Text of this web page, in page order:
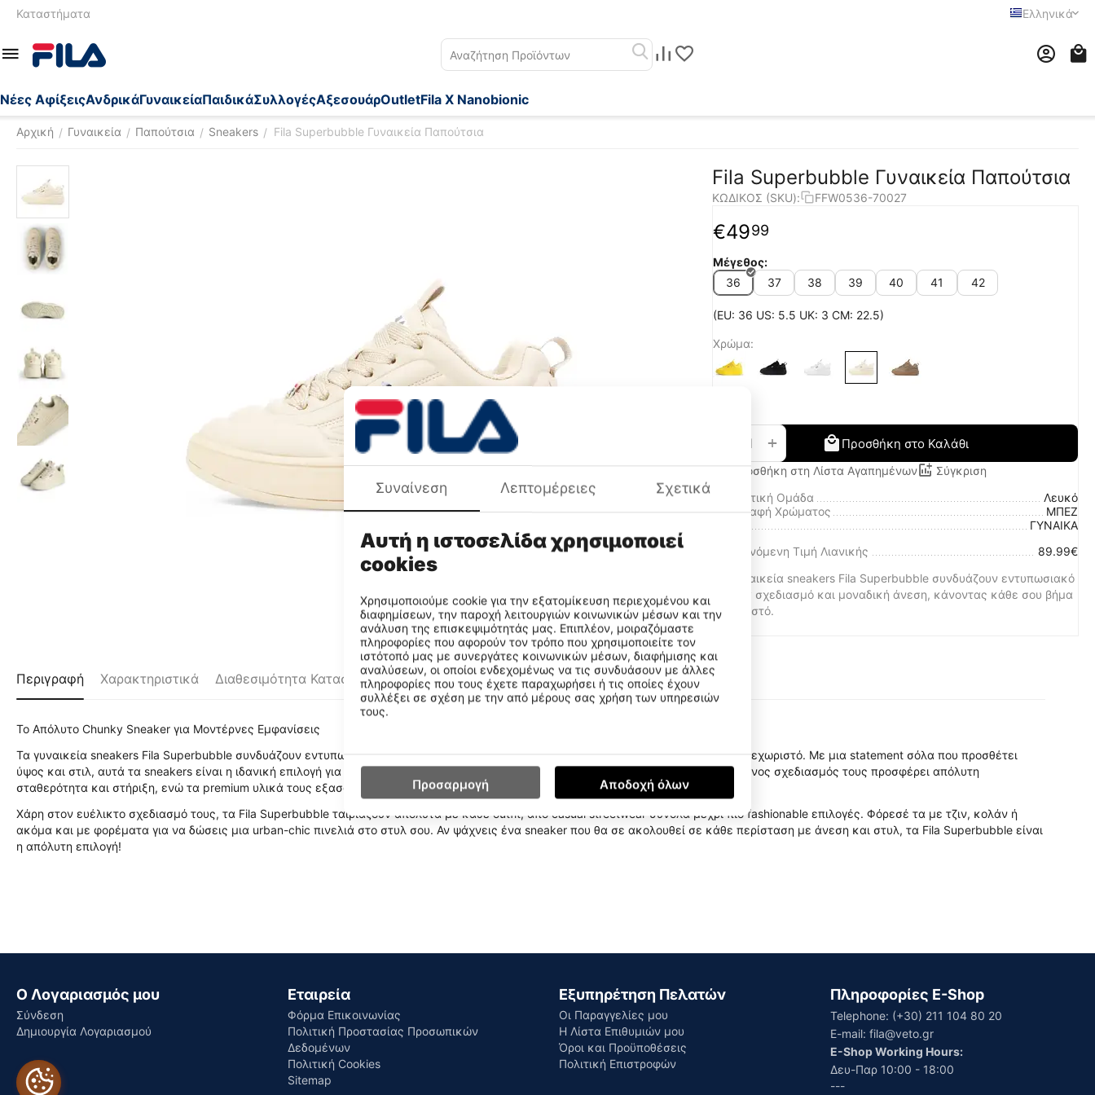
Ελληνικά
Καταστήματα
Nέες ΑφίξειςΑνδρικάΓυναικείαΠαιδικάΣυλλογέςΑξεσουάρOutletFila X Nanobionic
Αρχική / Γυναικεία / Παπούτσια / Sneakers / Fila Superbubble Γυναικεία Παπούτσια
Fila Superbubble Γυναικεία Παπούτσια
ΚΩΔΙΚΟΣ (SKU): FFW0536-70027
€4999
Μέγεθος:
36
37 38 39 40 41 42
(EU: 36 US: 5.5 UK: 3 CM: 22.5)
Χρώμα:
+ Προσθήκη στο Καλάθι
Προσθήκη στη Λίστα Αγαπημένων
Σύγκριση
Χρωματική Ομάδα
Λευκό
Περιγραφή Χρώματος
ΜΠΕΖ
ΓΥΝΑΙΚΑ
Προτεινόμενη Τιμή Λιανικής
89.99€
Τα γυναικεία sneakers Fila Superbubble συνδυάζουν εντυπωσιακό
chunky σχεδιασμό και μοναδική άνεση, κάνοντας κάθε σου βήμα
ξεχωριστό.
Περιγραφή Χαρακτηριστικά Διαθεσιμότητα Καταστημάτων
Το Απόλυτο Chunky Sneaker για Μοντέρνες Εμφανίσεις
Τα γυναικεία sneakers Fila Superbubble συνδυάζουν εντυπωσιακό chunky σχεδιασμό και μοναδική άνεση, κάνοντας κάθε σου βήμα ξεχωριστό. Με μια statement σόλα που προσθέτει
ύψος και στιλ, αυτά τα sneakers είναι η ιδανική επιλογή για όσες θέλουν να ξεχωρίσουν με ένα μοντέρνο, δυναμικό look. Ο προσεγμένος σχεδιασμός τους προσφέρει απόλυτη
σταθερότητα και στήριξη, ενώ τα premium υλικά τους εξασφαλίζουν ανθεκτικότητα και άνεση όλη την ημέρα.
Χάρη στον ευέλικτο σχεδιασμό τους, τα Fila Superbubble ταιριάζουν απόλυτα με κάθε outfit, από casual streetwear σύνολα μέχρι πιο fashionable επιλογές. Φόρεσέ τα με τζιν, κολάν ή
ακόμα και με φορέματα για να δώσεις μια urban-chic πινελιά στο στυλ σου. Αν ψάχνεις ένα sneaker που θα σε ακολουθεί σε κάθε περίσταση με άνεση και στυλ, τα Fila Superbubble είναι
η απόλυτη επιλογή!
Ο Λογαριασμός μου
Σύνδεση
Δημιουργία Λογαριασμού
Εταιρεία
Φόρμα Επικοινωνίας
Πολιτική Προστασίας Προσωπικών
Δεδομένων
Πολιτική Cookies
Sitemap
Εξυπηρέτηση Πελατών
Οι Παραγγελίες μου
Η Λίστα Επιθυμιών μου
Όροι και Προϋποθέσεις
Πολιτική Επιστροφών
Πληροφορίες E-Shop
Telephone: (+30) 211 104 80 20
E-mail: fila@veto.gr
E-Shop Working Hours:
Δευ-Παρ 10:00 - 18:00
---
Συναίνεση Λεπτομέρειες Σχετικά
Αυτή η ιστοσελίδα χρησιμοποιεί
cookies
Χρησιμοποιούμε cookie για την εξατομίκευση περιεχομένου και
διαφημίσεων, την παροχή λειτουργιών κοινωνικών μέσων και την
ανάλυση της επισκεψιμότητάς μας. Επιπλέον, μοιραζόμαστε
πληροφορίες που αφορούν τον τρόπο που χρησιμοποιείτε τον
ιστότοπό μας με συνεργάτες κοινωνικών μέσων, διαφήμισης και
αναλύσεων, οι οποίοι ενδεχομένως να τις συνδυάσουν με άλλες
πληροφορίες που τους έχετε παραχωρήσει ή τις οποίες έχουν
συλλέξει σε σχέση με την από μέρους σας χρήση των υπηρεσιών
τους.
Necessary Cookies
Functional Cookies 3
Προσαρμογή Αποδοχή όλων